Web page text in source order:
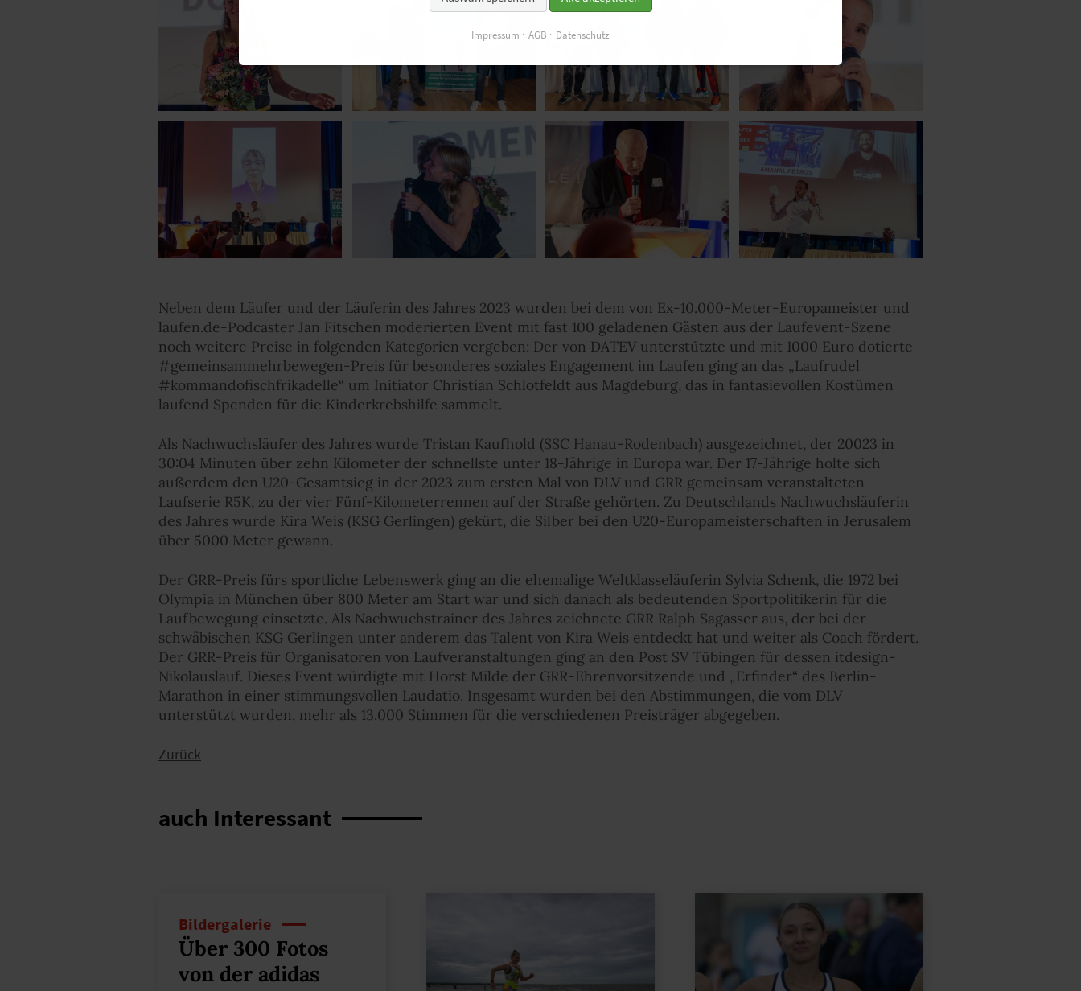
Neben dem Läufer und der Läuferin des Jahres 2023 wurden bei dem von Ex-10.000-Meter-Europameister und
laufen.de-Podcaster Jan Fitschen moderierten Event mit fast 100 geladenen Gästen aus der Laufevent-Szene
noch weitere Preise in folgenden Kategorien vergeben: Der von DATEV unterstützte und mit 1000 Euro dotierte
#gemeinsammehrbewegen-Preis für besonderes soziales Engagement im Laufen ging an das „Laufrudel
#kommandofischfrikadelle“ um Initiator Christian Schlotfeldt aus Magdeburg, das in fantasievollen Kostümen
laufend Spenden für die Kinderkrebshilfe sammelt.
Als Nachwuchsläufer des Jahres wurde Tristan Kaufhold (SSC Hanau-Rodenbach) ausgezeichnet, der 20023 in
30:04 Minuten über zehn Kilometer der schnellste unter 18-Jährige in Europa war. Der 17-Jährige holte sich
außerdem den U20-Gesamtsieg in der 2023 zum ersten Mal von DLV und GRR gemeinsam veranstalteten
Laufserie R5K, zu der vier Fünf-Kilometerrennen auf der Straße gehörten. Zu Deutschlands Nachwuchsläuferin
des Jahres wurde Kira Weis (KSG Gerlingen) gekürt, die Silber bei den U20-Europameisterschaften in Jerusalem
über 5000 Meter gewann.
Der GRR-Preis fürs sportliche Lebenswerk ging an die ehemalige Weltklasseläuferin Sylvia Schenk, die 1972 bei
Olympia in München über 800 Meter am Start war und sich danach als bedeutenden Sportpolitikerin für die
Laufbewegung einsetzte. Als Nachwuchstrainer des Jahres zeichnete GRR Ralph Sagasser aus, der bei der
schwäbischen KSG Gerlingen unter anderem das Talent von Kira Weis entdeckt hat und weiter als Coach fördert.
Der GRR-Preis für Organisatoren von Laufveranstaltungen ging an den Post SV Tübingen für dessen itdesign-
Nikolauslauf. Dieses Event würdigte mit Horst Milde der GRR-Ehrenvorsitzende und „Erfinder“ des Berlin-
Marathon in einer stimmungsvollen Laudatio. Insgesamt wurden bei den Abstimmungen, die vom DLV
unterstützt wurden, mehr als 13.000 Stimmen für die verschiedenen Preisträger abgegeben.
Zurück
auch Interessant
Bildergalerie
Über 300 Fotos
von der adidas
Impressum AGB Datenschutz